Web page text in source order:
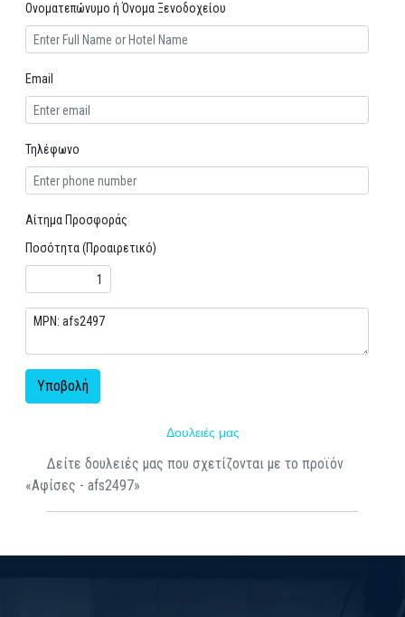
Ονοματεπώνυμο ή Όνομα Ξενοδοχείου
Email
Τηλέφωνο
Αίτημα Προσφοράς
Ποσότητα (Προαιρετικό)
Υποβολή
Δουλειές μας
Δείτε δουλειές μας που σχετίζονται με το προϊόν
«Αφίσες - afs2497»